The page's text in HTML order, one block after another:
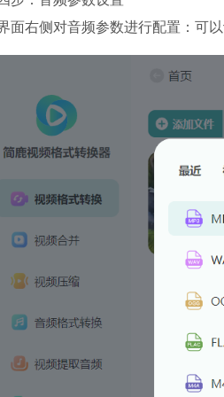
面右侧对音频参数进行配置：可